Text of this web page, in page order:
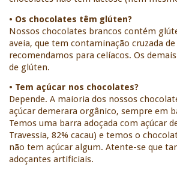
• Os chocolates têm glúten?
Nossos chocolates brancos contém
aveia, que tem contaminação cruzada
recomendamos para celíacos. Os
de glúten.
• Tem açúcar nos chocolates?
Depende. A maioria dos nossos
açúcar demerara orgânico, sempre em
Temos uma barra adoçada com açúcar
Travessia, 82% cacau) e temos o
não tem açúcar algum. Atente-se que
adoçantes artificiais.